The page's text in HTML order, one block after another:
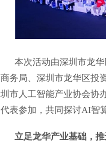
本次活动由深圳市龙
商务局、深圳市龙华区投
圳市人工智能产业协会协
代表参加，共同探讨AI智
立足龙华产业基础，